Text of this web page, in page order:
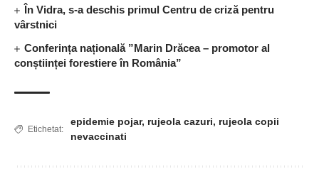
În Vidra, s-a deschis primul Centru de criză pentru
vârstnici
Conferința națională ”Marin Drăcea – promotor al
conștiinței forestiere în România”
Etichetat:
epidemie pojar, rujeola cazuri, rujeola copii
nevaccinati